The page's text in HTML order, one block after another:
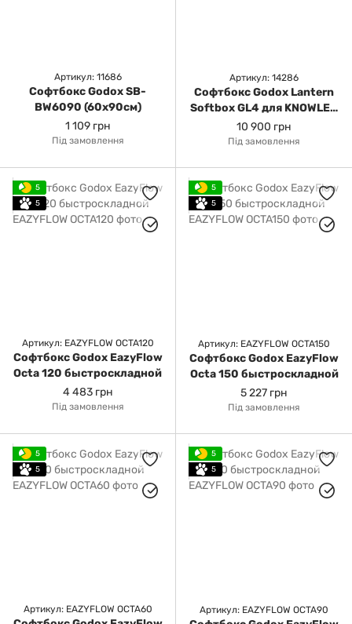
Артикул: 11686
Софтбокс Godox SB-
BW6090 (60х90см)
1 109 грн
Під замовлення
Артикул: 14286
Софтбокс Godox Lantern
Softbox GL4 для KNOWLED
MG1200Bi (120см)
10 900 грн
Під замовлення
5
5
Артикул: EAZYFLOW OCTA120
Софтбокс Godox EazyFlow
Octa 120 быстроскладной
4 483 грн
Під замовлення
5
5
Артикул: EAZYFLOW OCTA150
Софтбокс Godox EazyFlow
Octa 150 быстроскладной
5 227 грн
Під замовлення
5
5
Артикул: EAZYFLOW OCTA60
5
5
Артикул: EAZYFLOW OCTA90